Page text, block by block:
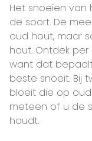
Het snoeien van
de soort. De
oud hout, maar
hout. Ontdek
want dat
beste snoeit. Bij
bloeit die op
meteen of u de
houdt.